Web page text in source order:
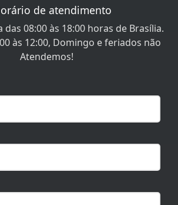
das 08:00 às 18:00 horas de Brasília.
às 12:00, Domingo e feriados não
Atendemos!